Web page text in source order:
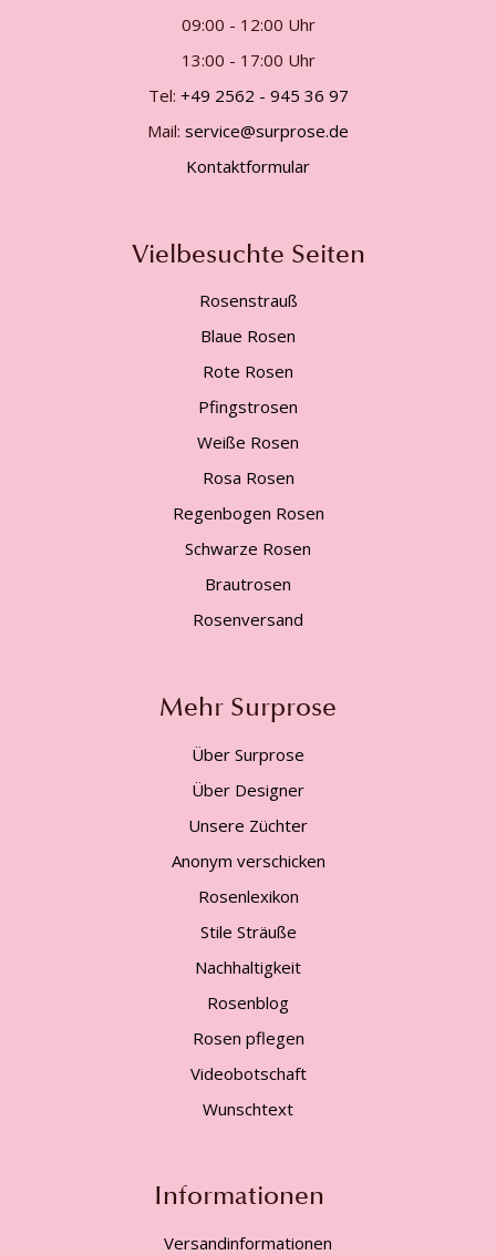
09:00 - 12:00 Uhr
13:00 - 17:00 Uhr
Tel: +49 2562 - 945 36 97
Mail: service@surprose.de
Kontaktformular
Vielbesuchte Seiten
Rosenstrauß
Blaue Rosen
Rote Rosen
Pfingstrosen
Weiße Rosen
Rosa Rosen
Regenbogen Rosen
Schwarze Rosen
Brautrosen
Rosenversand
Mehr Surprose
Über Surprose
Über Designer
Unsere Züchter
Anonym verschicken
Rosenlexikon
Stile Sträuße
Nachhaltigkeit
Rosenblog
Rosen pflegen
Videobotschaft
Wunschtext
Informationen
Versandinformationen